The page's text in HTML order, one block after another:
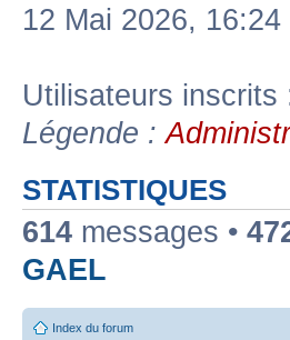
12 Mai 2026, 16:24
Utilisateurs
Légende :
STATISTIQUES
614 messages •
GAEL
Index du forum